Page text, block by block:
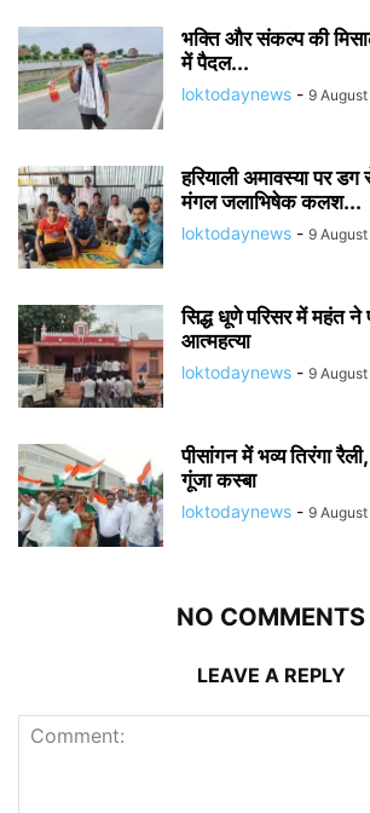
भक्ति और संकल्प की
में पैदल...
loktodaynews - 9
हरियाली अमावस्या पर
मंगल जलाभिषेक कलश...
loktodaynews - 9
सिद्ध धूणे परिसर में महंत
आत्महत्या
loktodaynews - 9
पीसांगन में भव्य तिरंगा
गूंजा कस्बा
loktodaynews - 9
NO COMMENTS
LEAVE A REPLY